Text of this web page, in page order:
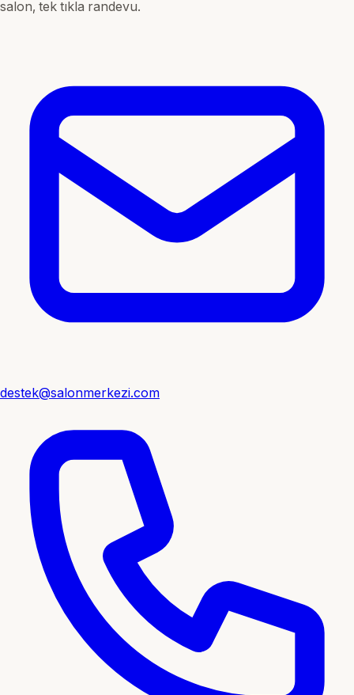
salon, tek tıkla randevu.
destek@salonmerkezi.com